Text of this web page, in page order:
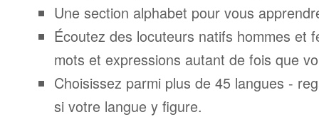
Une section alphabet pour vous
Écoutez des locuteurs natifs hommes et
mots et expressions autant de fois que
Choisissez parmi plus de 45 langues -
si votre langue y figure.